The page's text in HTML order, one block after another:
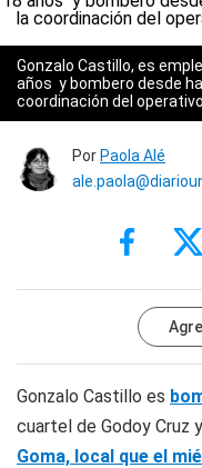
Gonzalo Castillo, es
años y bombero desde
coordinación del
Por Paola Alé
Gonzalo Castillo es
cuartel de Godoy Cruz
Goma, local que el